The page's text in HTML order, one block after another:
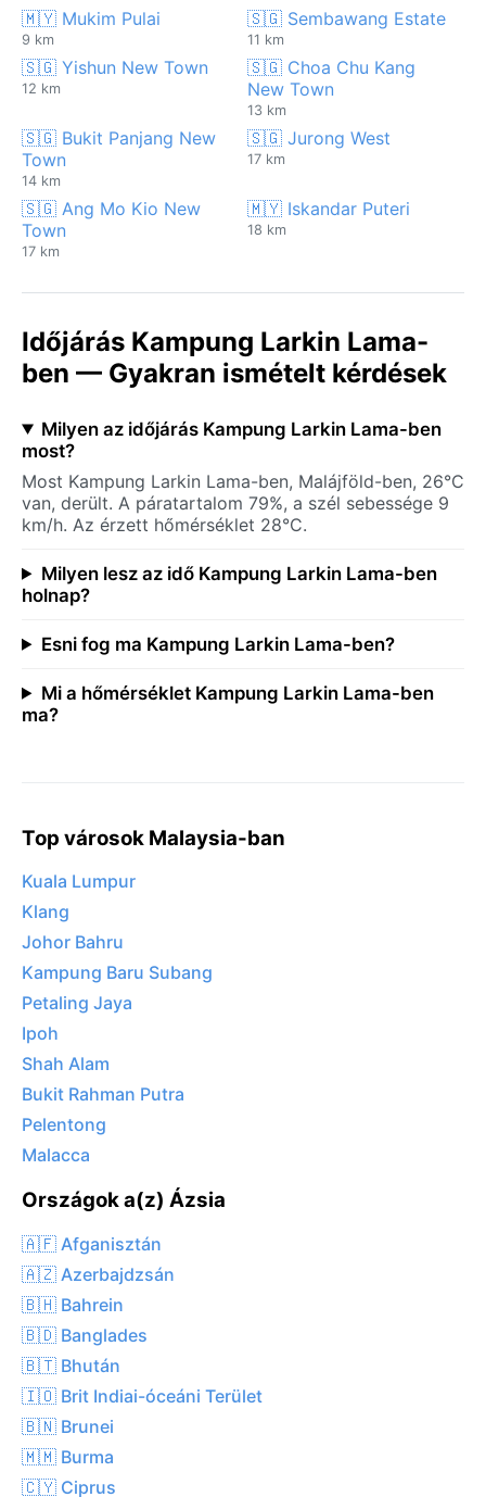
🇲🇾 Mukim Pulai
9 km
🇸🇬 Sembawang Estate
11 km
🇸🇬 Yishun New Town
12 km
🇸🇬 Choa Chu Kang
New Town
13 km
🇸🇬 Bukit Panjang New
Town
14 km
🇸🇬 Jurong West
17 km
🇸🇬 Ang Mo Kio New
Town
17 km
🇲🇾 Iskandar Puteri
18 km
Időjárás Kampung Larkin Lama-
ben — Gyakran ismételt kérdések
Milyen az időjárás Kampung Larkin Lama-ben
most?
Most Kampung Larkin Lama-ben, Malájföld-ben, 26°C
van, derült. A páratartalom 79%, a szél sebessége 9
km/h. Az érzett hőmérséklet 28°C.
Milyen lesz az idő Kampung Larkin Lama-ben
holnap?
Esni fog ma Kampung Larkin Lama-ben?
Mi a hőmérséklet Kampung Larkin Lama-ben
ma?
Top városok Malaysia-ban
Kuala Lumpur
Klang
Johor Bahru
Kampung Baru Subang
Petaling Jaya
Ipoh
Shah Alam
Bukit Rahman Putra
Pelentong
Malacca
Országok a(z) Ázsia
🇦🇫 Afganisztán
🇦🇿 Azerbajdzsán
🇧🇭 Bahrein
🇧🇩 Banglades
🇧🇹 Bhután
🇮🇴 Brit Indiai-óceáni Terület
🇧🇳 Brunei
🇲🇲 Burma
🇨🇾 Ciprus